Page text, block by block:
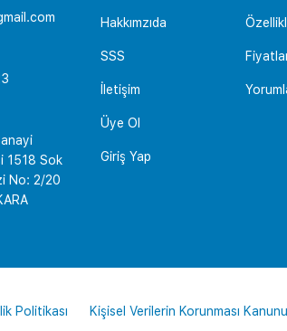
1518 Sok
No: 2/20
Hakkımzıda
SSS
İletişim
Üye Ol
Giriş Yap
Politikası Kişisel Verilerin Korunması